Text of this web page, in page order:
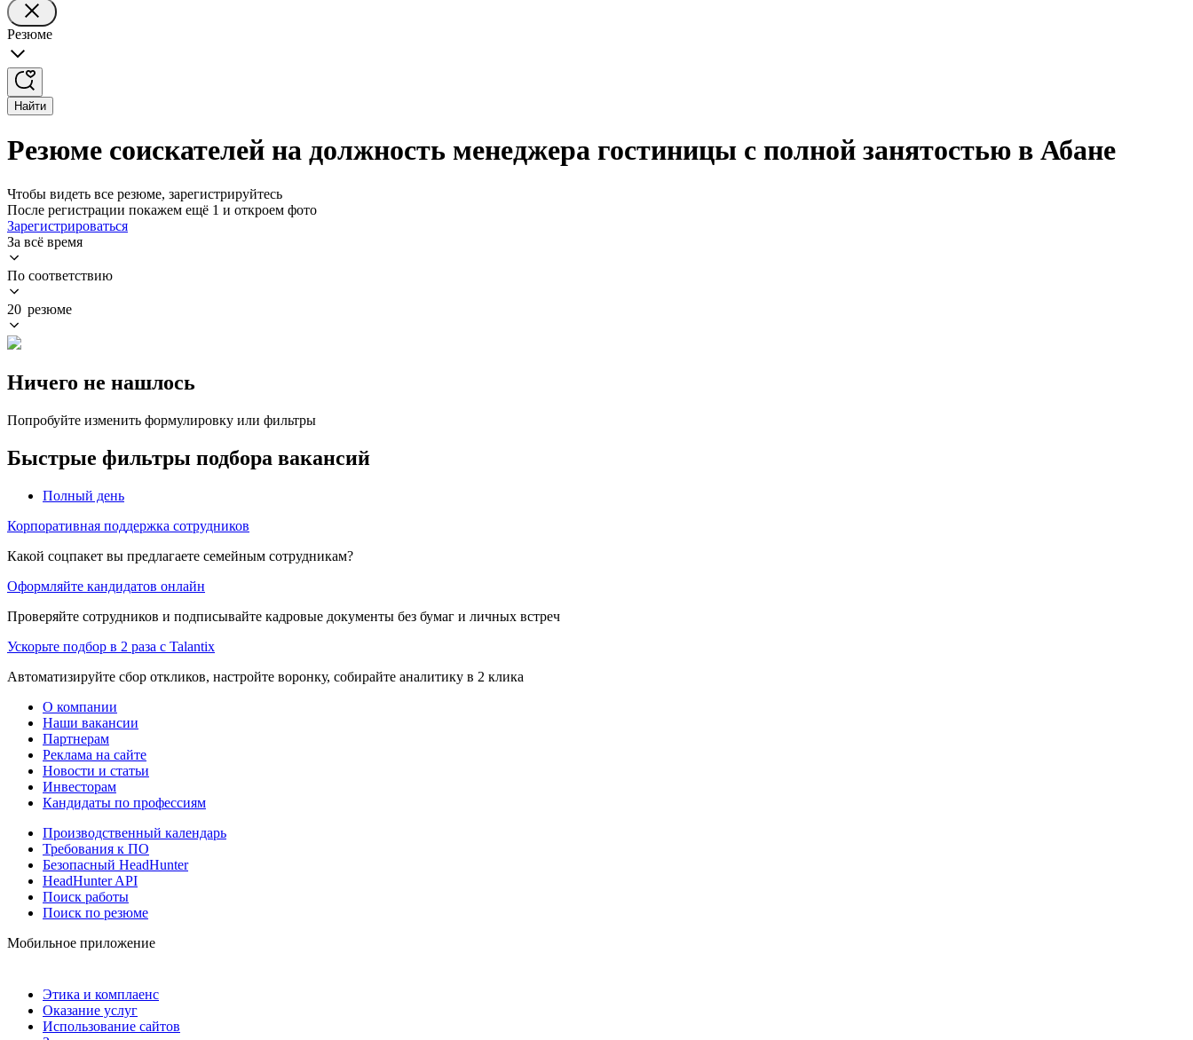
Резюме
Найти
Резюме соискателей на должность менеджера гостиницы с полной занятостью в Абане
Чтобы видеть все резюме, зарегистрируйтесь
После регистрации покажем ещё 1 и откроем фото
Зарегистрироваться
За всё время
По соответствию
20 резюме
Ничего не нашлось
Попробуйте изменить формулировку или фильтры
Быстрые фильтры подбора вакансий
Полный день
Корпоративная поддержка сотрудников
Какой соцпакет вы предлагаете семейным сотрудникам?
Оформляйте кандидатов онлайн
Проверяйте сотрудников и подписывайте кадровые документы без бумаг и личных встреч
Ускорьте подбор в 2 раза с Talantix
Автоматизируйте сбор откликов, настройте воронку, собирайте аналитику в 2 клика
О компании
Наши вакансии
Партнерам
Реклама на сайте
Новости и статьи
Инвесторам
Кандидаты по профессиям
Производственный календарь
Требования к ПО
Безопасный HeadHunter
HeadHunter API
Поиск работы
Поиск по резюме
Мобильное приложение
Этика и комплаенс
Оказание услуг
Использование сайтов